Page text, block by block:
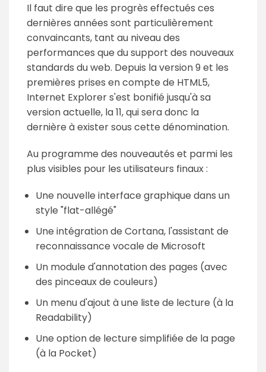
Il faut dire que les progrès effectués ces
dernières années sont particulièrement
convaincants, tant au niveau des
performances que du support des nouveaux
standards du web. Depuis la version 9 et les
premières prises en compte de HTML5,
Internet Explorer s'est bonifié jusqu'à sa
version actuelle, la 11, qui sera donc la
dernière à exister sous cette dénomination.
Au programme des nouveautés et parmi les
plus visibles pour les utilisateurs finaux :
Une nouvelle interface graphique dans un
style "flat-allégé"
Une intégration de Cortana, l'assistant de
reconnaissance vocale de Microsoft
Un module d'annotation des pages (avec
des pinceaux de couleurs)
Un menu d'ajout à une liste de lecture (à la
Readability)
Une option de lecture simplifiée de la page
(à la Pocket)